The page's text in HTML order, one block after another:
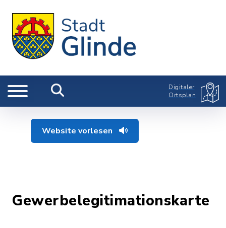
Digitaler
Ortsplan
Website vorlesen
Gewerbelegitimationskarte